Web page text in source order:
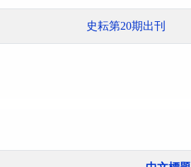
史耘第20期出刊